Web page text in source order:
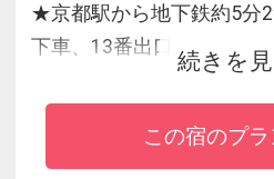
★京都駅から地下鉄約5分
下車、13番出口。
★錦市場、新京極や河原町
便利な立地！
★【ジェットバス】最新式
続きを
この宿のプ